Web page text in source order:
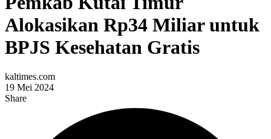
Alokasikan Rp34 Miliar untuk
BPJS Kesehatan Gratis
kaltimes.com
19 Mei 2024
Share